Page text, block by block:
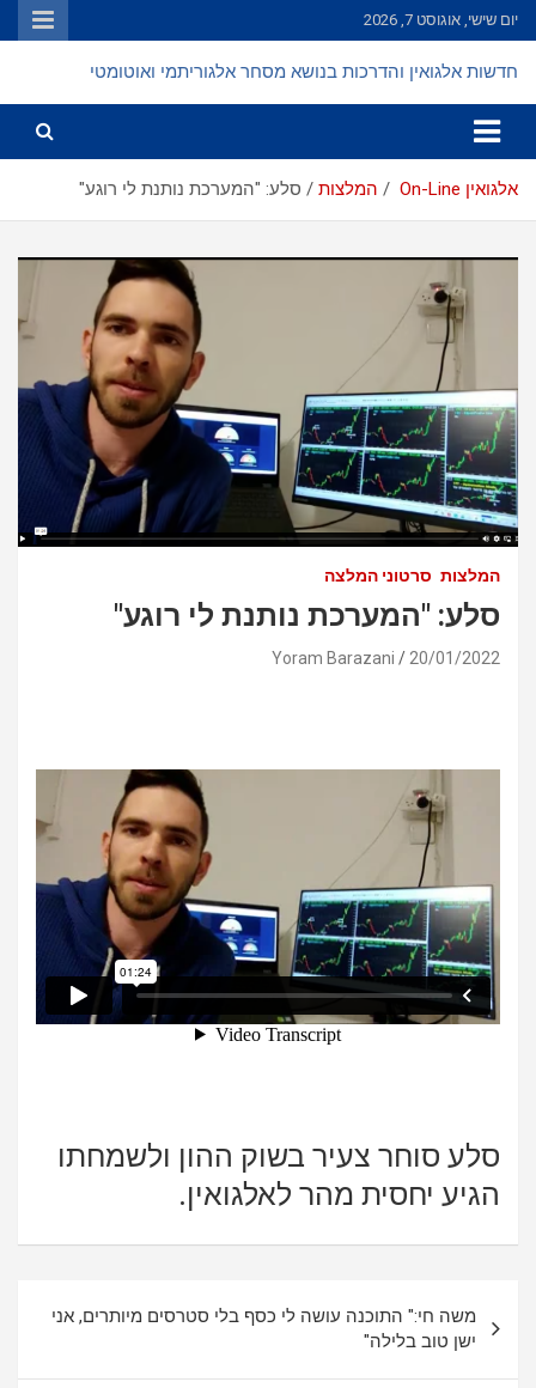
Skip
to
יום שישי, אוגוסט 7, 2026
חדשות אלגואין והדרכות בנושא מסחר אלגוריתמי ואוטומטי
אלגואין On-Line המלצות סלע: "המערכת נותנת לי רוגע"
המלצות סרטוני המלצה
סלע: "המערכת נותנת לי רוגע"
20/01/2022
Yoram Barazani
סלע סוחר צעיר בשוק ההון ולשמחתו
הגיע יחסית מהר לאלגואין.
משה חי:" התוכנה עושה לי כסף בלי סטרסים מיותרים, אני
ישן טוב בלילה"